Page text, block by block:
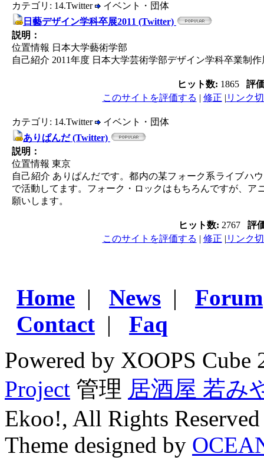
カテゴリ: 14.Twitter
イベント・団体
日藝デザイン学科卒展2011 (Twitter)
説明：
位置情報 日本大学藝術学部
自己紹介 2011年度 日本大学芸術学部デザイン学科卒業制
ヒット数: 1865
評
このサイトを評価する | 修正 | リンク
カテゴリ: 14.Twitter
イベント・団体
ありぱんだ (Twitter)
説明：
位置情報 東京
自己紹介 ありぱんだです。都内の某フォーク系ライブハ
で活動してます。フォーク・ロックはもちろんですが、
願いします。
ヒット数: 2767
評
このサイトを評価する | 修正 | リンク
Home | News | Forum
Contact | Faq
Powered by XOOPS
Project 管理 居酒屋 若み
Ekoo!, All Rights Reserved
Theme designed by